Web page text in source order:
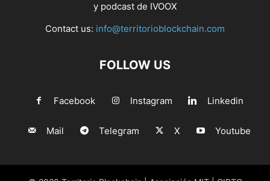
y podcast de IVOOX
Contact us: info@territorioblockchain.com
FOLLOW US
Facebook Instagram Linkedin
Mail Telegram X Youtube